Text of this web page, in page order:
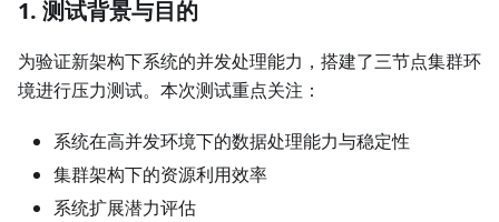
1. 测试背景与目的
为验证新架构下系统的并发处理能力，搭建了三节点集群环
境进行压力测试。本次测试重点关注：
系统在高并发环境下的数据处理能力与稳定性
集群架构下的资源利用效率
系统扩展潜力评估